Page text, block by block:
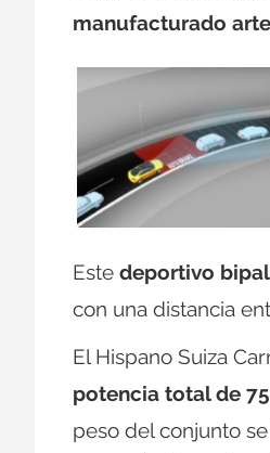
manufacturado
Este deportivo
con una distancia
El Hispano Suiza
potencia total de
peso del conjunto